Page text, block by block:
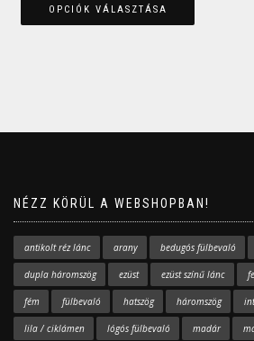
OPCIÓK VÁLASZTÁSA
NÉZZ KÖRÜL A WEBSHOPBAN!
antikolt réz lánc arany bedugós fülbevaló
dupla háromszög ezüst ezüst színű lánc
fém fülbevaló hatszög háromszög
lila / ciklámen lógós fülbevaló madár